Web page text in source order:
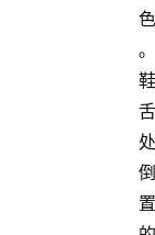
色
。
鞋
舌
处
倒
置